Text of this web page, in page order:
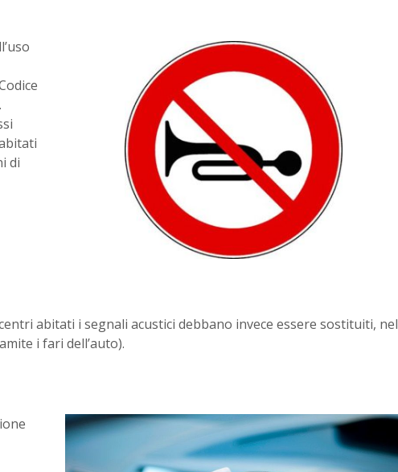
di
abitati i segnali acustici debbano invece essere sostituiti, nel
i fari dell’auto).